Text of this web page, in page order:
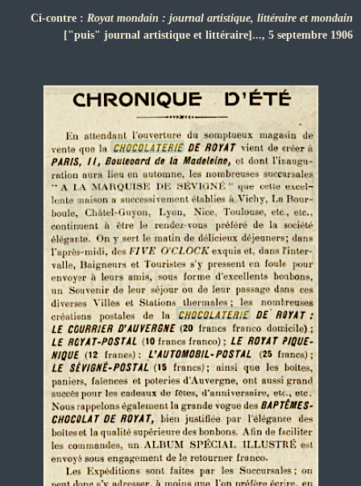
Ci-contre : Royat mondain : journal artistique, littéraire et mondain
["puis" journal artistique et littéraire]..., 5 septembre 1906